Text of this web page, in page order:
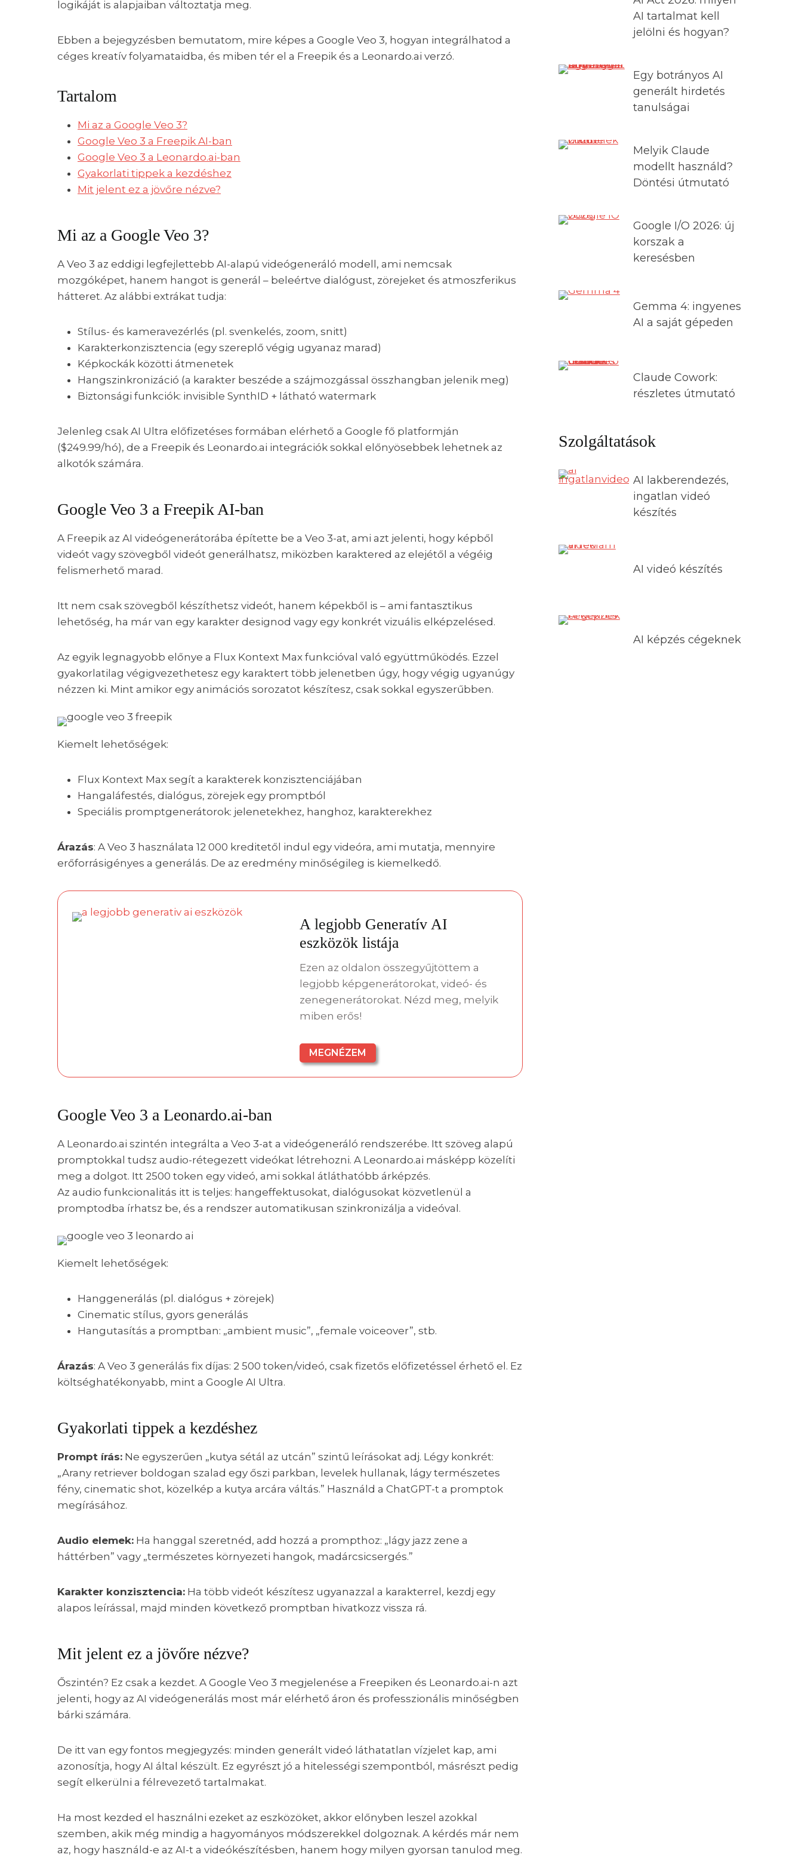
logikáját is alapjaiban változtatja meg.
Ebben a bejegyzésben bemutatom, mire képes a Google Veo 3, hogyan integrálhatod a
céges kreatív folyamataidba, és miben tér el a Freepik és a Leonardo.ai verzó.
Tartalom
Mi az a Google Veo 3?
Google Veo 3 a Freepik AI-ban
Google Veo 3 a Leonardo.ai-ban
Gyakorlati tippek a kezdéshez
Mit jelent ez a jövőre nézve?
Mi az a Google Veo 3?
A Veo 3 az eddigi legfejlettebb AI-alapú videógeneráló modell, ami nemcsak
mozgóképet, hanem hangot is generál – beleértve dialógust, zörejeket és atmoszferikus
hátteret. Az alábbi extrákat tudja:
Stílus- és kameravezérlés (pl. svenkelés, zoom, snitt)
Karakterkonzisztencia (egy szereplő végig ugyanaz marad)
Képkockák közötti átmenetek
Hangszinkronizáció (a karakter beszéde a szájmozgással összhangban jelenik meg)
Biztonsági funkciók: invisible SynthID + látható watermark
Jelenleg csak AI Ultra előfizetéses formában elérhető a Google fő platformján
($249.99/hó), de a Freepik és Leonardo.ai integrációk sokkal előnyösebbek lehetnek az
alkotók számára.
Google Veo 3 a Freepik AI-ban
A Freepik az AI videógenerátorába építette be a Veo 3-at, ami azt jelenti, hogy képből
videót vagy szövegből videót generálhatsz, miközben karaktered az elejétől a végéig
felismerhető marad.
Itt nem csak szövegből készíthetsz videót, hanem képekből is – ami fantasztikus
lehetőség, ha már van egy karakter designod vagy egy konkrét vizuális elképzelésed.
Az egyik legnagyobb előnye a Flux Kontext Max funkcióval való együttműködés. Ezzel
gyakorlatilag végigvezethetesz egy karaktert több jelenetben úgy, hogy végig ugyanúgy
nézzen ki. Mint amikor egy animációs sorozatot készítesz, csak sokkal egyszerűbben.
Kiemelt lehetőségek:
Flux Kontext Max segít a karakterek konzisztenciájában
Hangaláfestés, dialógus, zörejek egy promptból
Speciális promptgenerátorok: jelenetekhez, hanghoz, karakterekhez
Árazás: A Veo 3 használata 12 000 kreditetől indul egy videóra, ami mutatja, mennyire
erőforrásigényes a generálás. De az eredmény minőségileg is kiemelkedő.
A legjobb Generatív AI
eszközök listája
Ezen az oldalon összegyűjtöttem a
legjobb képgenerátorokat, videó- és
zenegenerátorokat. Nézd meg, melyik
miben erős!
MEGNÉZEM
Google Veo 3 a Leonardo.ai-ban
A Leonardo.ai szintén integrálta a Veo 3-at a videógeneráló rendszerébe. Itt szöveg alapú
promptokkal tudsz audio-rétegezett videókat létrehozni. A Leonardo.ai másképp közelíti
meg a dolgot. Itt 2500 token egy videó, ami sokkal átláthatóbb árképzés.
Az audio funkcionalitás itt is teljes: hangeffektusokat, dialógusokat közvetlenül a
promptodba írhatsz be, és a rendszer automatikusan szinkronizálja a videóval.
Kiemelt lehetőségek:
Hanggenerálás (pl. dialógus + zörejek)
Cinematic stílus, gyors generálás
Hangutasítás a promptban: „ambient music”, „female voiceover”, stb.
Árazás: A Veo 3 generálás fix díjas: 2 500 token/videó, csak fizetős előfizetéssel érhető el. Ez
költséghatékonyabb, mint a Google AI Ultra.
Gyakorlati tippek a kezdéshez
Prompt írás: Ne egyszerűen „kutya sétál az utcán” szintű leírásokat adj. Légy konkrét:
„Arany retriever boldogan szalad egy őszi parkban, levelek hullanak, lágy természetes
fény, cinematic shot, közelkép a kutya arcára váltás.” Használd a ChatGPT-t a promptok
megírásához.
Audio elemek: Ha hanggal szeretnéd, add hozzá a prompthoz: „lágy jazz zene a
háttérben” vagy „természetes környezeti hangok, madárcsicsergés.”
Karakter konzisztencia: Ha több videót készítesz ugyanazzal a karakterrel, kezdj egy
alapos leírással, majd minden következő promptban hivatkozz vissza rá.
Mit jelent ez a jövőre nézve?
Őszintén? Ez csak a kezdet. A Google Veo 3 megjelenése a Freepiken és Leonardo.ai-n azt
jelenti, hogy az AI videógenerálás most már elérhető áron és professzionális minőségben
bárki számára.
De itt van egy fontos megjegyzés: minden generált videó láthatatlan vízjelet kap, ami
azonosítja, hogy AI által készült. Ez egyrészt jó a hitelességi szempontból, másrészt pedig
segít elkerülni a félrevezető tartalmakat.
Ha most kezded el használni ezeket az eszközöket, akkor előnyben leszel azokkal
szemben, akik még mindig a hagyományos módszerekkel dolgoznak. A kérdés már nem
az, hogy használd-e az AI-t a videókészítésben, hanem hogy milyen gyorsan tanulod meg.
AI tartalmat kell
jelölni és hogyan?
Egy botrányos AI
generált hirdetés
tanulságai
Melyik Claude
modellt használd?
Döntési útmutató
Google I/O 2026: új
korszak a
keresésben
Gemma 4: ingyenes
AI a saját gépeden
Claude Cowork:
részletes útmutató
Szolgáltatások
AI lakberendezés,
ingatlan videó
készítés
AI videó készítés
AI képzés cégeknek